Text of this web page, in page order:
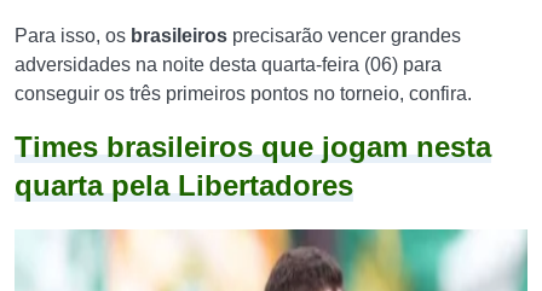
Para isso, os brasileiros precisarão vencer grandes
adversidades na noite desta quarta-feira (06) para
conseguir os três primeiros pontos no torneio, confira.
Times brasileiros que jogam nesta
quarta pela Libertadores